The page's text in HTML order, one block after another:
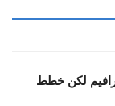
لكن خطط